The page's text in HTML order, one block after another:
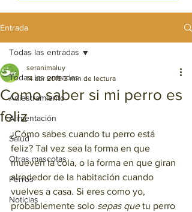
Entrada
Todas las entradas
Adiestramiento
Alimentación
Salud
Otras mascotas
Perros
Noticias
Todas las entradas
Como saber si mi perro es
feliz
seranimaluy
14 abr 2019 3 min de lectura
¿Cómo sabes cuando tu perro está
feliz? Tal vez sea la forma en que
mueven la cola, o la forma en que giran
alrededor de la habitación cuando
vuelves a casa. Si eres como yo,
probablemente solo sepas que tu perro